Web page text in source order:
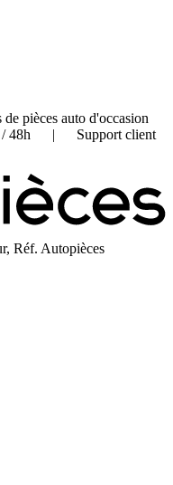
pièces auto d'occasion
/ 48h | Support client
Réf. Autopièces